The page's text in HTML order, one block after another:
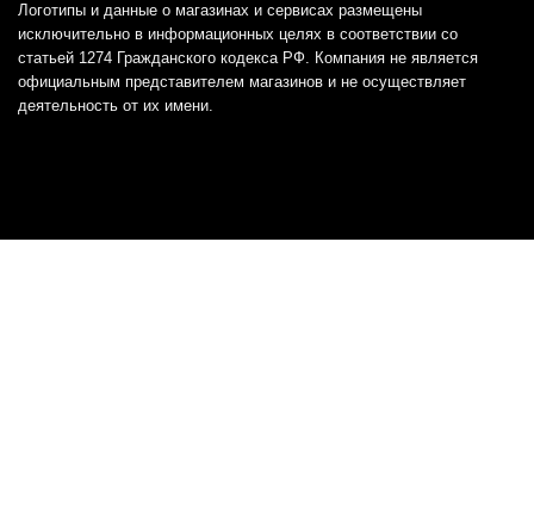
Логотипы и данные о магазинах и сервисах размещены
исключительно в информационных целях в соответствии со
статьей 1274 Гражданского кодекса РФ. Компания не является
официальным представителем магазинов и не осуществляет
деятельность от их имени.